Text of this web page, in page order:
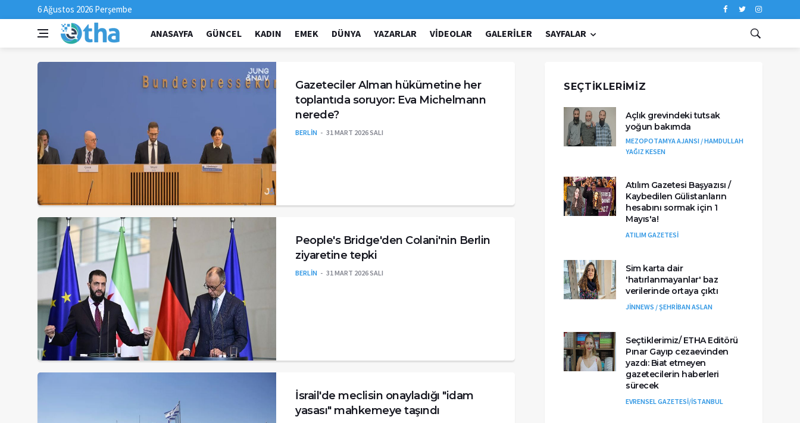
6 Ağustos 2026 Perşembe
ANASAYFA GÜNCEL KADIN EMEK DÜNYA YAZARLAR VIDEOLAR GALERILER SAYFALAR
Gazeteciler Alman hükümetine her
toplantıda soruyor: Eva Michelmann
nerede?
BERLİN 31 MART 2026 SALI
People's Bridge'den Colani'nin Berlin
ziyaretine tepki
BERLİN 31 MART 2026 SALI
İsrail'de meclisin onayladığı "idam
yasası" mahkemeye taşındı
SEÇTIKLERIMIZ
Açlık grevindeki tutsak
yoğun bakımda
MEZOPOTAMYA AJANSI / HAMDULLAH
YAĞIZ KESEN
Atılım Gazetesi Başyazısı /
Kaybedilen Gülistanların
hesabını sormak için 1
Mayıs'a!
ATILIM GAZETESİ
Sim karta dair
'hatırlanmayanlar' baz
verilerinde ortaya çıktı
JİNNEWS / ŞEHRİBAN ASLAN
Seçtiklerimiz/ ETHA Editörü
Pınar Gayıp cezaevinden
yazdı: Biat etmeyen
gazetecilerin haberleri
sürecek
EVRENSEL GAZETESİ/İSTANBUL